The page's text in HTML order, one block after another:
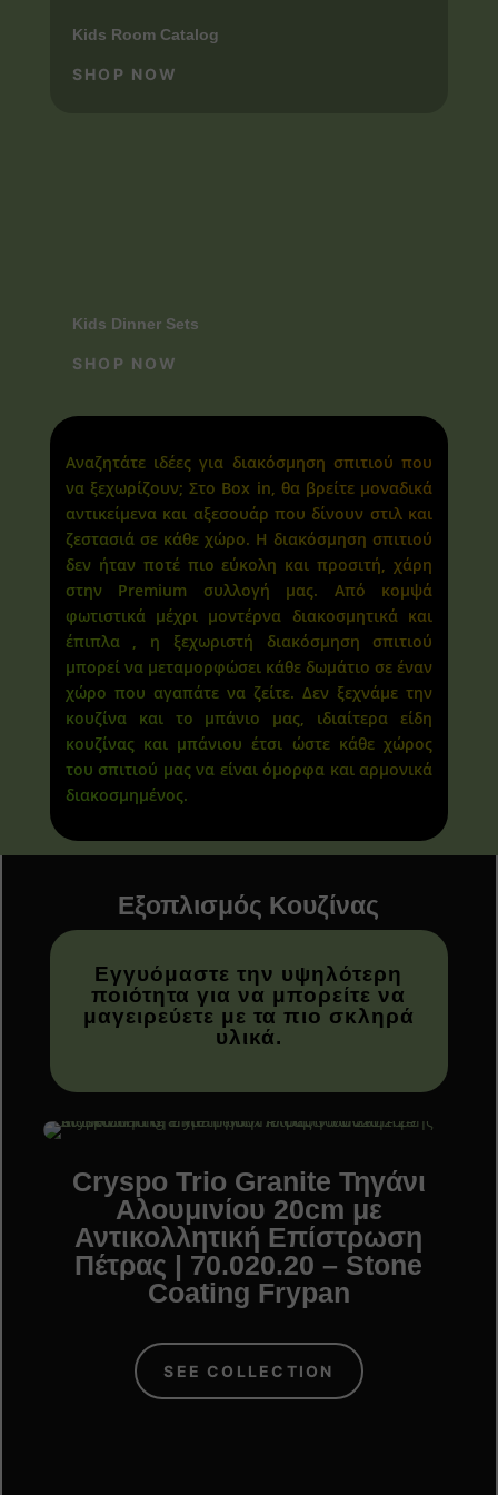
Kids Room Catalog
SHOP NOW
Kids Dinner Sets
SHOP NOW
Αναζητάτε ιδέες για διακόσμηση σπιτιού που
να ξεχωρίζουν; Στο Box in, θα βρείτε μοναδικά
αντικείμενα και αξεσουάρ που δίνουν στιλ και
ζεστασιά σε κάθε χώρο. Η διακόσμηση σπιτιού
δεν ήταν ποτέ πιο εύκολη και προσιτή, χάρη
στην Premium συλλογή μας. Από κομψά
φωτιστικά μέχρι μοντέρνα διακοσμητικά και
έπιπλα , η ξεχωριστή διακόσμηση σπιτιού
μπορεί να μεταμορφώσει κάθε δωμάτιο σε έναν
χώρο που αγαπάτε να ζείτε. Δεν ξεχνάμε την
κουζίνα και το μπάνιο μας, ιδιαίτερα είδη
κουζίνας και μπάνιου έτσι ώστε κάθε χώρος
του σπιτιού μας να είναι όμορφα και αρμονικά
διακοσμημένος.
Εξοπλισμός Κουζίνας
Εγγυόμαστε την υψηλότερη
ποιότητα για να μπορείτε να
μαγειρεύετε με τα πιο σκληρά
υλικά.
Cryspo Trio Granite Τηγάνι
Αλουμινίου 20cm με
Αντικολλητική Επίστρωση
Πέτρας | 70.020.20 – Stone
Coating Frypan
SEE COLLECTION